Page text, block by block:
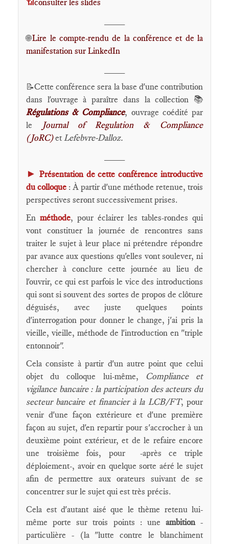
📶consulter les slides
🌐Lire le compte-rendu de la conférence et de la
manifestation sur LinkedIn
📝Cette conférence sera la base d'une contribution
dans l'ouvrage à paraître dans la collection 📚
Régulations & Compliance, ouvrage coédité par
le
Journal of Regulation & Compliance
(JoRC)et Lefebvre-Dalloz.
► Présentation de cette conférence introductive
du colloque : À partir d'une méthode retenue, trois
perspectives seront successivement prises.
En méthode, pour éclairer les tables-rondes qui
vont constituer la journée de rencontres sans
traiter le sujet à leur place ni prétendre répondre
par avance aux questions qu'elles vont soulever, ni
chercher à conclure cette journée au lieu de
l'ouvrir, ce qui est parfois le vice des introductions
qui sont si souvent des sortes de propos de clôture
déguisés, avec juste quelques points
d'interrogation pour donner le change, j'ai pris la
vieille, vieille, méthode de l'introduction en "triple
entonnoir".
Cela consiste à partir d'un autre point que celui
objet du colloque lui-même, Compliance et
vigilance bancaire : la participation des acteurs du
secteur bancaire et financier à la LCB/FT, pour
venir d'une façon extérieure et d'une première
façon au sujet, d'en repartir pour s'accrocher à un
deuxième point extérieur, et de le refaire encore
une troisième fois, pour -après ce triple
déploiement-, avoir en quelque sorte aéré le sujet
afin de permettre aux orateurs suivant de se
concentrer sur le sujet qui est très précis.
Cela est d'autant aisé que le thème retenu lui-
même porte sur trois points : une ambition -
particulière - (la "lutte contre le blanchiment